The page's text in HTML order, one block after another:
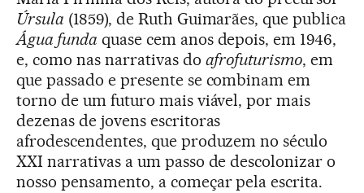
Úrsula (1859), de Ruth Guimarães, que publica
Água funda quase cem anos depois, em 1946,
e, como nas narrativas do afrofuturismo, em
que passado e presente se combinam em
torno de um futuro mais viável, por mais
dezenas de jovens escritoras
afrodescendentes, que produzem no século
XXI narrativas a um passo de descolonizar o
nosso pensamento, a começar pela escrita.